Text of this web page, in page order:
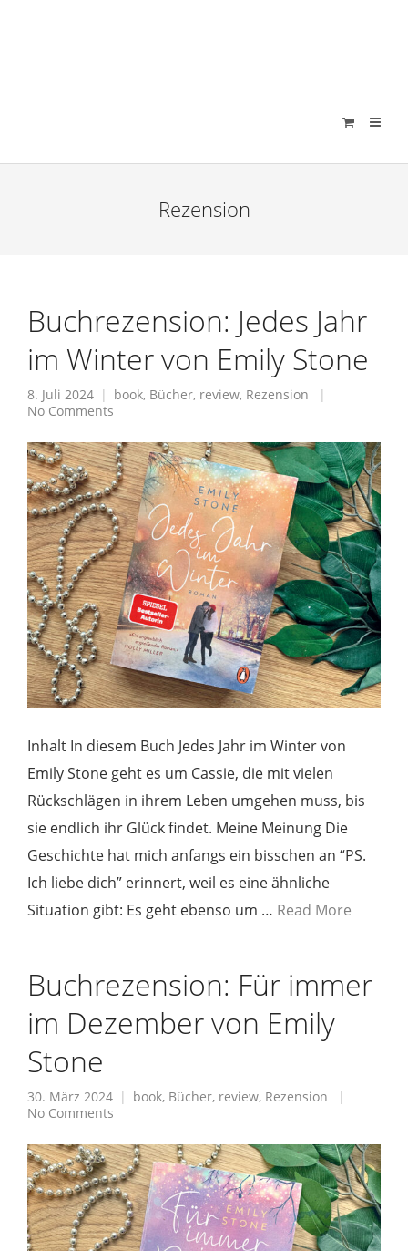
Rezension
Buchrezension: Jedes Jahr
im Winter von Emily Stone
8. Juli 2024 book, Bücher, review, Rezension
No Comments
Inhalt In diesem Buch Jedes Jahr im Winter von
Emily Stone geht es um Cassie, die mit vielen
Rückschlägen in ihrem Leben umgehen muss, bis
sie endlich ihr Glück findet. Meine Meinung Die
Geschichte hat mich anfangs ein bisschen an “PS.
Ich liebe dich” erinnert, weil es eine ähnliche
Situation gibt: Es geht ebenso um … Read More
Buchrezension: Für immer
im Dezember von Emily
Stone
30. März 2024 book, Bücher, review, Rezension
No Comments